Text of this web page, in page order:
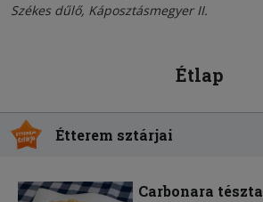
Székes dűlő, Káposztásmegyer II.
Étlap
Étterem sztárjai
Carbonara tészta